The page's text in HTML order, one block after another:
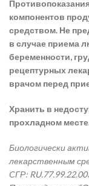
компонентов
средством. Не
в случае приема
беременности,
рецептурных
врачом перед
Хранить в
прохладном
Биологически
лекарственным
СГР: